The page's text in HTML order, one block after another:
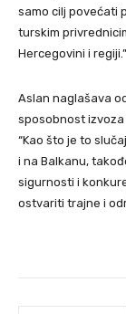
samo cilj povećati
turskim
Hercegovini i regiji.”
Aslan naglašava
sposobnost
“Kao što je to
i na Balkanu,
sigurnosti i
ostvariti trajne i